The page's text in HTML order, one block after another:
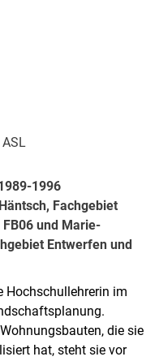
1996
Fachgebiet
und Marie-
Entwerfen und
Hochschullehrerin im
die sie
hat, steht sie vor